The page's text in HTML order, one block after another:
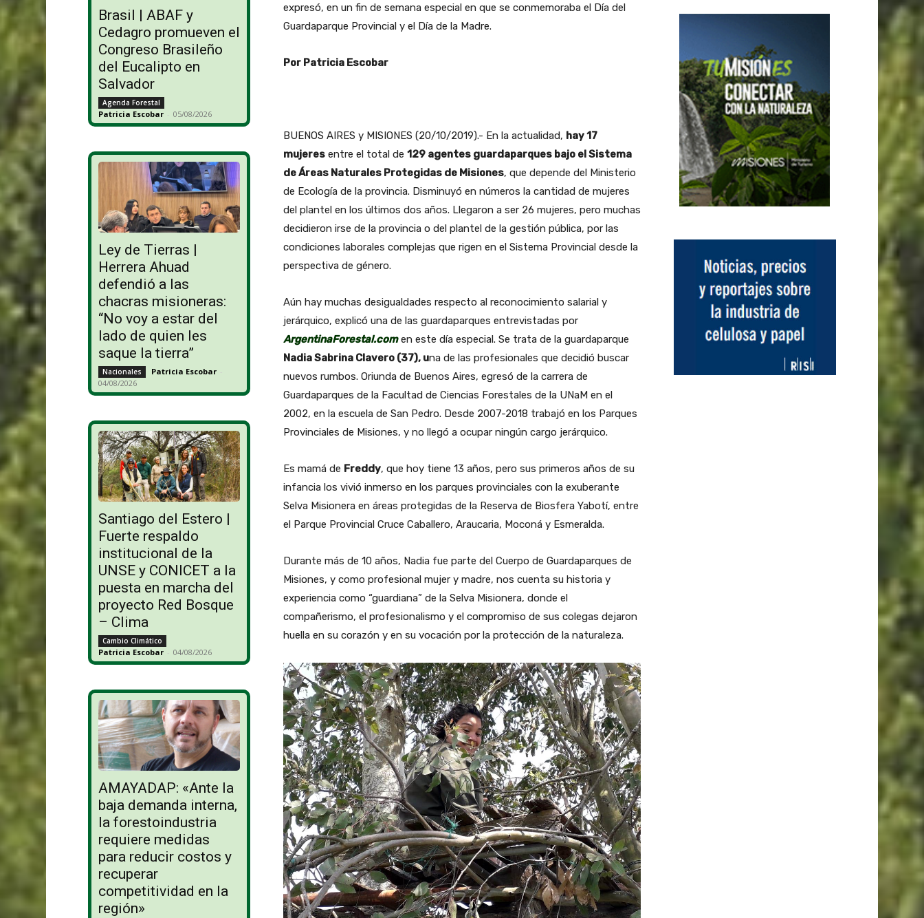
Brasil | ABAF y
Cedagro promueven el
Congreso Brasileño
del Eucalipto en
Salvador
Agenda Forestal
Patricia Escobar - 05/08/2026
Ley de Tierras |
Herrera Ahuad
defendió a las
chacras misioneras:
“No voy a estar del
lado de quien les
saque la tierra”
Nacionales Patricia Escobar -
04/08/2026
Santiago del Estero |
Fuerte respaldo
institucional de la
UNSE y CONICET a la
puesta en marcha del
proyecto Red Bosque
– Clima
Cambio Climático
Patricia Escobar - 04/08/2026
AMAYADAP: «Ante la
baja demanda interna,
la forestoindustria
requiere medidas
para reducir costos y
recuperar
competitividad en la
región»
expresó, en un fin de semana especial en que se conmemoraba el Día del
Guardaparque Provincial y el Día de la Madre.
Por Patricia Escobar
BUENOS AIRES y MISIONES (20/10/2019).- En la actualidad, hay 17
mujeresentre el total de 129 agentes guardaparques bajo el Sistema
de Áreas Naturales Protegidas de Misiones, que depende del Ministerio
de Ecología de la provincia. Disminuyó en números la cantidad de mujeres
del plantel en los últimos dos años. Llegaron a ser 26 mujeres, pero muchas
decidieron irse de la provincia o del plantel de la gestión pública, por las
condiciones laborales complejas que rigen en el Sistema Provincial desde la
perspectiva de género.
Aún hay muchas desigualdades respecto al reconocimiento salarial y
jerárquico, explicó una de las guardaparques entrevistadas por
ArgentinaForestal.comen este día especial. Se trata de la guardaparque
Nadia Sabrina Clavero (37), una de las profesionales que decidió buscar
nuevos rumbos. Oriunda de Buenos Aires, egresó de la carrera de
Guardaparques de la Facultad de Ciencias Forestales de la UNaM en el
2002, en la escuela de San Pedro. Desde 2007-2018 trabajó en los Parques
Provinciales de Misiones, y no llegó a ocupar ningún cargo jerárquico.
Es mamá de Freddy, que hoy tiene 13 años, pero sus primeros años de su
infancia los vivió inmerso en los parques provinciales con la exuberante
Selva Misionera en áreas protegidas de la Reserva de Biosfera Yabotí, entre
el Parque Provincial Cruce Caballero, Araucaria, Moconá y Esmeralda.
Durante más de 10 años, Nadia fue parte del Cuerpo de Guardaparques de
Misiones, y como profesional mujer y madre, nos cuenta su historia y
experiencia como “guardiana” de la Selva Misionera, donde el
compañerismo, el profesionalismo y el compromiso de sus colegas dejaron
huella en su corazón y en su vocación por la protección de la naturaleza.